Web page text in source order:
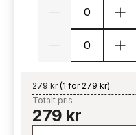
279 kr(1 för 279 kr)
Totalt pris
279 kr